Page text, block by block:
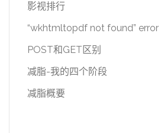
影视排行
“wkhtmltopdf not found” error
POST和GET区别
减脂-我的四个阶段
减脂概要